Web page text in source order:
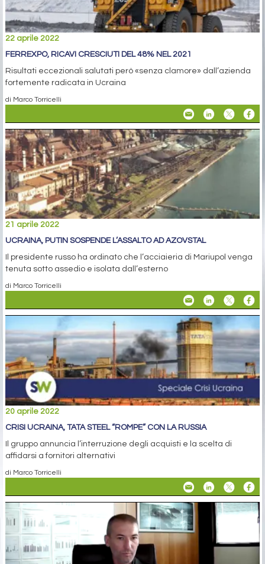
22 aprile 2022
FERREXPO, RICAVI CRESCIUTI DEL 48% NEL 2021
Risultati eccezionali salutati però «senza clamore» dall’azienda
fortemente radicata in Ucraina
di Marco Torricelli
21 aprile 2022
UCRAINA, PUTIN SOSPENDE L’ASSALTO AD AZOVSTAL
Il presidente russo ha ordinato che l’acciaieria di Mariupol venga
tenuta sotto assedio e isolata dall’esterno
di Marco Torricelli
20 aprile 2022
CRISI UCRAINA, TATA STEEL “ROMPE” CON LA RUSSIA
Il gruppo annuncia l’interruzione degli acquisti e la scelta di
affidarsi a fornitori alternativi
di Marco Torricelli